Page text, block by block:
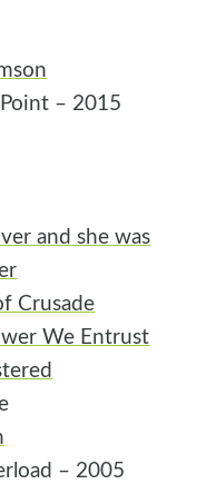
– 2015
and she was
Crusade
We Entrust
– 2005